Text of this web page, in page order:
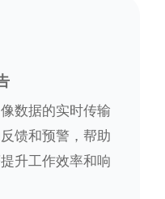
数据的实时传输
馈和预警，帮助
升工作效率和响